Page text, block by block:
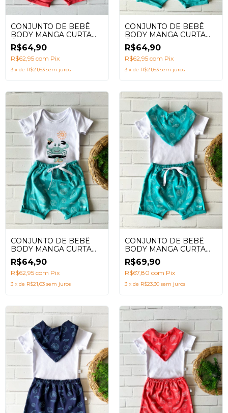
CONJUNTO DE BEBÊ
BODY MANGA CURTA
ÁGUA VIVA AMARELO E
SALMÃO
R$64,90
R$62,95 com Pix
3 x de R$21,63 sem juros
CONJUNTO DE BEBÊ
BODY MANGA CURTA
ÁGUA VIVA VERDE
ÁGUA
R$64,90
R$62,95 com Pix
3 x de R$21,63 sem juros
CONJUNTO DE BEBÊ
BODY MANGA CURTA
CARANGUEJO VERDE
ÁGUA
R$64,90
R$62,95 com Pix
3 x de R$21,63 sem juros
CONJUNTO DE BEBÊ
BODY MANGA CURTA
CONCHAS VERDE ÁGUA
+ BABADOR
R$69,90
R$67,80 com Pix
3 x de R$23,30 sem juros